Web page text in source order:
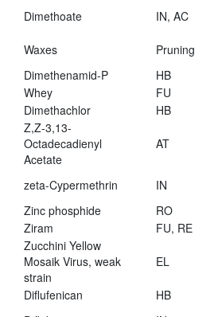
Dimethoate
IN, AC
Waxes Pruning
Dimethenamid-P
HB
Whey
FU
Dimethachlor
HB
Z,Z-3,13-
Octadecadienyl
Acetate
AT
zeta-Cypermethrin IN
Zinc phosphide
RO
Ziram
FU, RE
Zucchini Yellow
Mosaik Virus, weak
strain
EL
Diflufenican HB